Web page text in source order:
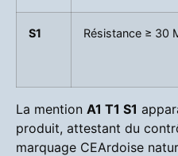
S1 Résistance ≥ 30
La mention A1 T1 S1
produit, attestant du
marquage CEArdoise